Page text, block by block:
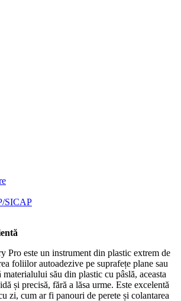
SICAP
Pro este un instrument din plastic extrem de
foliilor autoadezive pe suprafețe plane sau
său din plastic cu pâslă, aceasta
și precisă, fără a lăsa urme. Este excelentă
zi, cum ar fi panouri de perete și colantarea